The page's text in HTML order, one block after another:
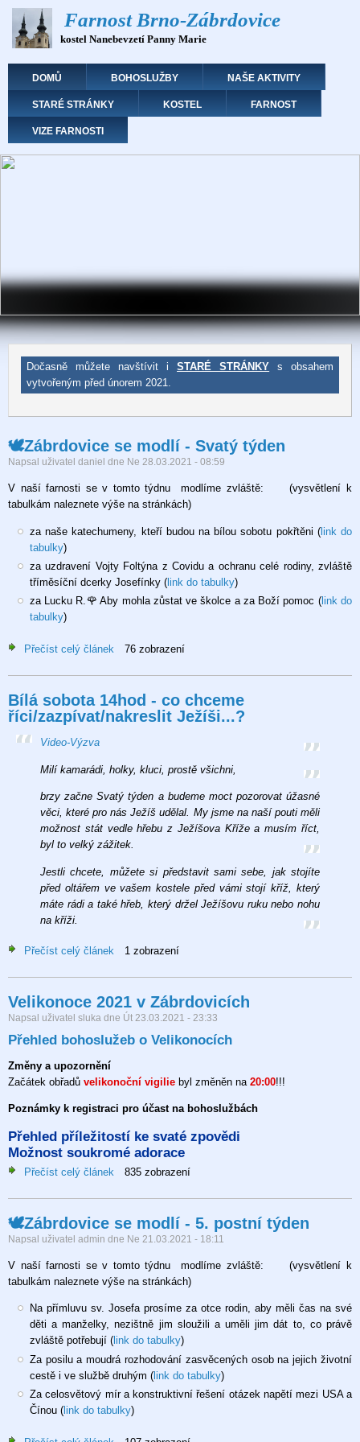
Přejít
hlavnímu
Farnost Brno-Zábrdovice
kostel Nanebevzetí Panny Marie
Hlavní navigace
DOMŮ BOHOSLUŽBY NAŠE AKTIVITY
STARÉ STRÁNKY KOSTEL FARNOST
VIZE FARNOSTI
Dočasně můžete navštívit iSTARÉ STRÁNKY s obsahem
vytvořeným před únorem 2021.
🕊Zábrdovice se modlí - Svatý týden
Napsal uživatel daniel dne Ne 28.03.2021 - 08:59
V naší farnosti se v tomto týdnu modlíme zvláště: (vysvětlení k
tabulkám naleznete výše na stránkách)
za naše katechumeny, kteří budou na bílou sobotu pokřtěni (link do
tabulky)
za uzdravení Vojty Foltýna z Covidu a ochranu celé rodiny, zvláště
tříměsíční dcerky Josefínky (link do tabulky)
za Lucku R.🌹 Aby mohla zůstat ve školce a za Boží pomoc (link do
tabulky)
Přečíst celý článek
se
modlí
76 zobrazení
Bílá sobota 14hod - co chceme
říci/zazpívat/nakreslit Ježíši...?
Video-Výzva
Milí kamarádi, holky, kluci, prostě všichni,
brzy začne Svatý týden a budeme moct pozorovat úžasné
věci, které pro nás Ježíš udělal. My jsme na naší pouti měli
možnost stát vedle hřebu z Ježíšova Kříže a musím říct,
byl to velký zážitek.
Jestli chcete, můžete si představit sami sebe, jak stojíte
před oltářem ve vašem kostele před vámi stojí kříž, který
máte rádi a také hřeb, který držel Ježíšovu ruku nebo nohu
na kříži.
Přečíst celý článek
14hod
-
co
chceme
Ježíši...?
1 zobrazení
Velikonoce 2021 v Zábrdovicích
Napsal uživatel sluka dne Út 23.03.2021 - 23:33
Přehled bohoslužeb o Velikonocích
Změny a upozornění
Začátek obřadů velikonoční vigilie byl změněn na 20:00!!!
Poznámky k registraci pro účast na bohoslužbách
Přehled příležitostí ke svaté zpovědi
Možnost soukromé adorace
Přečíst celý článek
v
Zábrdovicích
835 zobrazení
🕊Zábrdovice se modlí - 5. postní týden
Napsal uživatel admin dne Ne 21.03.2021 - 18:11
V naší farnosti se v tomto týdnu modlíme zvláště: (vysvětlení k
tabulkám naleznete výše na stránkách)
Na přímluvu sv. Josefa prosíme za otce rodin, aby měli čas na své
děti a manželky, nezištně jim sloužili a uměli jim dát to, co právě
zvláště potřebují (link do tabulky)
Za posilu a moudrá rozhodování zasvěcených osob na jejich životní
cestě i ve službě druhým (link do tabulky)
Za celosvětový mír a konstruktivní řešení otázek napětí mezi USA a
Čínou (link do tabulky)